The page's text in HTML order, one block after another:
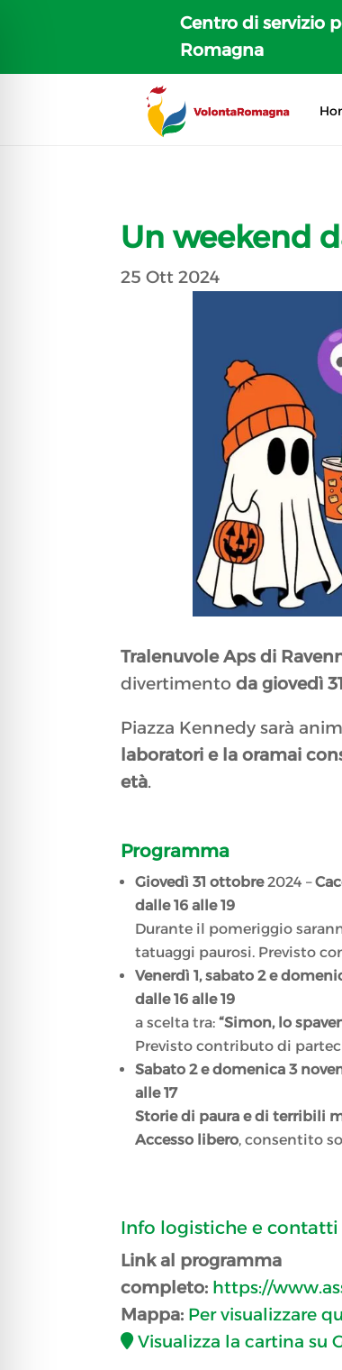
Centro di servizio
Romagna
Un weekend
25 Ott 2024
Tralenuvole Aps di
divertimentoda giovedì
Piazza Kennedy sarà
laboratori e la oramai
età.
Programma
Giovedì 31 ottobre2024 –
dalle 16 alle 19
Durante il pomeriggio
tatuaggi paurosi. Previsto
Venerdì 1, sabato 2 e
dalle 16 alle 19
a scelta tra: “Simon, lo
Previsto contributo di
Sabato 2 e domenica 3
alle 17
Storie di paura e di terribili
Accesso libero, consentito
Info logistiche e contatti
Link al programma
completo: https://
Mappa: Per visualizzare
Visualizza la cartina su